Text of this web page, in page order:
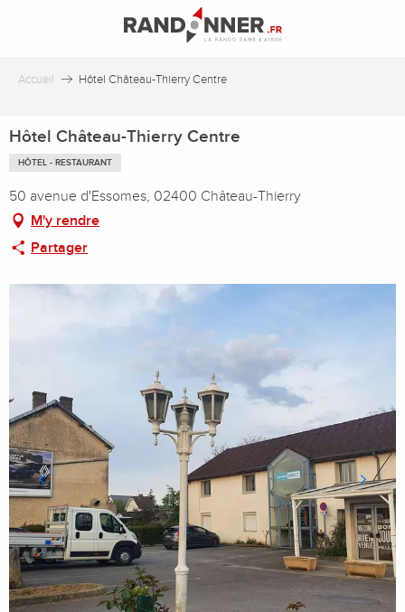
principal
Accueil Hôtel Château-Thierry Centre
Hôtel Château-Thierry Centre
HÔTEL - RESTAURANT
50 avenue d'Essomes, 02400 Château-Thierry
M'y rendre
Partager